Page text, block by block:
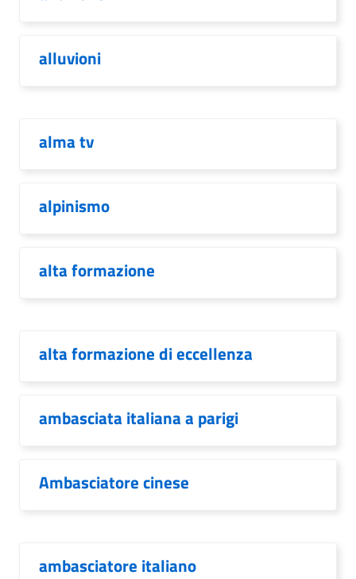
alluvioni
alma tv
alpinismo
alta formazione
alta formazione di eccellenza
ambasciata italiana a parigi
Ambasciatore cinese
ambasciatore italiano